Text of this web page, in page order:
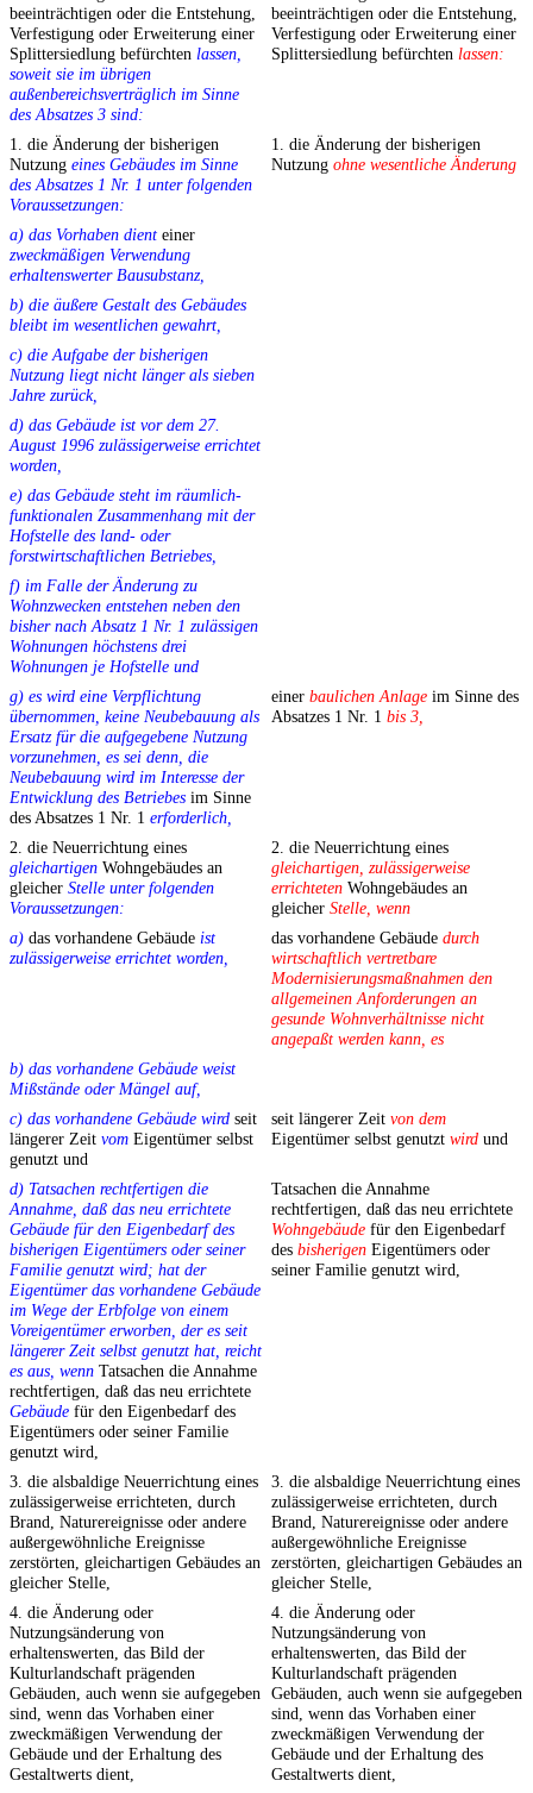
beeinträchtigen oder die Entstehung,
Verfestigung oder Erweiterung einer
Splittersiedlung befürchten lassen,
soweit sie im übrigen
außenbereichsverträglich im Sinne
des Absatzes 3 sind:
beeinträchtigen oder die Entstehung,
Verfestigung oder Erweiterung einer
Splittersiedlung befürchten lassen:
1. die Änderung der bisherigen
Nutzung eines Gebäudes im Sinne
des Absatzes 1 Nr. 1 unter folgenden
Voraussetzungen:
1. die Änderung der bisherigen
Nutzung ohne wesentliche Änderung
a) das Vorhaben dient einer
zweckmäßigen Verwendung
erhaltenswerter Bausubstanz,
b) die äußere Gestalt des Gebäudes
bleibt im wesentlichen gewahrt,
c) die Aufgabe der bisherigen
Nutzung liegt nicht länger als sieben
Jahre zurück,
d) das Gebäude ist vor dem 27.
August 1996 zulässigerweise errichtet
worden,
e) das Gebäude steht im räumlich-
funktionalen Zusammenhang mit der
Hofstelle des land- oder
forstwirtschaftlichen Betriebes,
f) im Falle der Änderung zu
Wohnzwecken entstehen neben den
bisher nach Absatz 1 Nr. 1 zulässigen
Wohnungen höchstens drei
Wohnungen je Hofstelle und
g) es wird eine Verpflichtung
übernommen, keine Neubebauung als
Ersatz für die aufgegebene Nutzung
vorzunehmen, es sei denn, die
Neubebauung wird im Interesse der
Entwicklung des Betriebes im Sinne
des Absatzes 1 Nr. 1 erforderlich,
einer baulichen Anlage im Sinne des
Absatzes 1 Nr. 1 bis 3,
2. die Neuerrichtung eines
gleichartigen Wohngebäudes an
gleicher Stelle unter folgenden
Voraussetzungen:
2. die Neuerrichtung eines
gleichartigen, zulässigerweise
errichteten Wohngebäudes an
gleicher Stelle, wenn
a) das vorhandene Gebäude ist
zulässigerweise errichtet worden,
das vorhandene Gebäude durch
wirtschaftlich vertretbare
Modernisierungsmaßnahmen den
allgemeinen Anforderungen an
gesunde Wohnverhältnisse nicht
angepaßt werden kann, es
b) das vorhandene Gebäude weist
Mißstände oder Mängel auf,
c) das vorhandene Gebäude wird seit
längerer Zeit vom Eigentümer selbst
genutzt und
seit längerer Zeit von dem
Eigentümer selbst genutzt wird und
d) Tatsachen rechtfertigen die
Annahme, daß das neu errichtete
Gebäude für den Eigenbedarf des
bisherigen Eigentümers oder seiner
Familie genutzt wird; hat der
Eigentümer das vorhandene Gebäude
im Wege der Erbfolge von einem
Voreigentümer erworben, der es seit
längerer Zeit selbst genutzt hat, reicht
es aus, wenn Tatsachen die Annahme
rechtfertigen, daß das neu errichtete
Gebäude für den Eigenbedarf des
Eigentümers oder seiner Familie
genutzt wird,
Tatsachen die Annahme
rechtfertigen, daß das neu errichtete
Wohngebäude für den Eigenbedarf
des bisherigen Eigentümers oder
seiner Familie genutzt wird,
3. die alsbaldige Neuerrichtung eines
zulässigerweise errichteten, durch
Brand, Naturereignisse oder andere
außergewöhnliche Ereignisse
zerstörten, gleichartigen Gebäudes an
gleicher Stelle,
3. die alsbaldige Neuerrichtung eines
zulässigerweise errichteten, durch
Brand, Naturereignisse oder andere
außergewöhnliche Ereignisse
zerstörten, gleichartigen Gebäudes an
gleicher Stelle,
4. die Änderung oder
Nutzungsänderung von
erhaltenswerten, das Bild der
Kulturlandschaft prägenden
Gebäuden, auch wenn sie aufgegeben
sind, wenn das Vorhaben einer
zweckmäßigen Verwendung der
Gebäude und der Erhaltung des
Gestaltwerts dient,
4. die Änderung oder
Nutzungsänderung von
erhaltenswerten, das Bild der
Kulturlandschaft prägenden
Gebäuden, auch wenn sie aufgegeben
sind, wenn das Vorhaben einer
zweckmäßigen Verwendung der
Gebäude und der Erhaltung des
Gestaltwerts dient,